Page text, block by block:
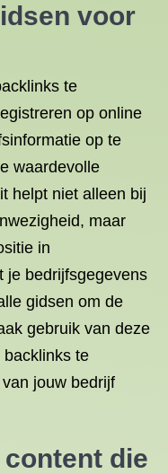
voor
te
op online
op te
waardevolle
helpt niet alleen bij
maar
in
je bedrijfsgegevens
gidsen om de
gebruik van deze
te
jouw bedrijf
die